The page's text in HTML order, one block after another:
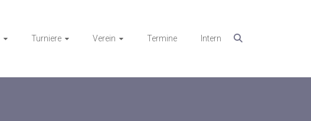
Turniere Verein Termine Intern